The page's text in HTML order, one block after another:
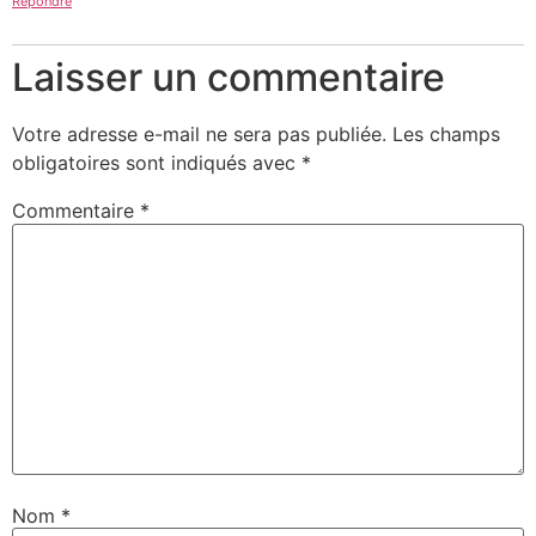
Laisser un commentaire
Votre adresse e-mail ne sera pas publiée. Les champs
obligatoires sont indiqués avec *
Commentaire *
Nom *